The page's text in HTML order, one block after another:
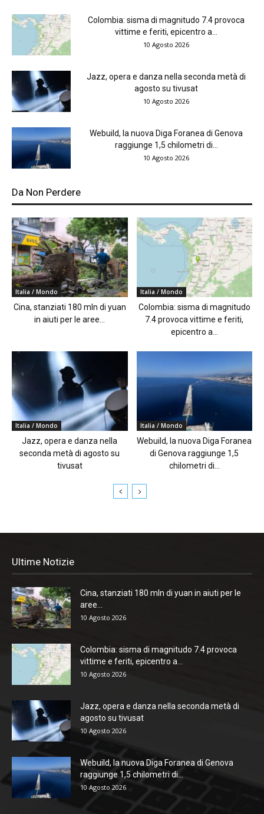
Colombia: sisma di magnitudo 7.4 provoca
vittime e feriti, epicentro a...
10 Agosto 2026
Jazz, opera e danza nella seconda metà di
agosto su tivusat
10 Agosto 2026
Webuild, la nuova Diga Foranea di Genova
raggiunge 1,5 chilometri di...
10 Agosto 2026
Da Non Perdere
Italia / Mondo
Cina, stanziati 180 mln di yuan
in aiuti per le aree...
Italia / Mondo
Colombia: sisma di magnitudo
7.4 provoca vittime e feriti,
epicentro a...
Italia / Mondo
Jazz, opera e danza nella
seconda metà di agosto su
tivusat
Italia / Mondo
Webuild, la nuova Diga Foranea
di Genova raggiunge 1,5
chilometri di...
Ultime Notizie
Cina, stanziati 180 mln di yuan in aiuti per le
aree...
10 Agosto 2026
Colombia: sisma di magnitudo 7.4 provoca
vittime e feriti, epicentro a...
10 Agosto 2026
Jazz, opera e danza nella seconda metà di
agosto su tivusat
10 Agosto 2026
Webuild, la nuova Diga Foranea di Genova
raggiunge 1,5 chilometri di...
10 Agosto 2026